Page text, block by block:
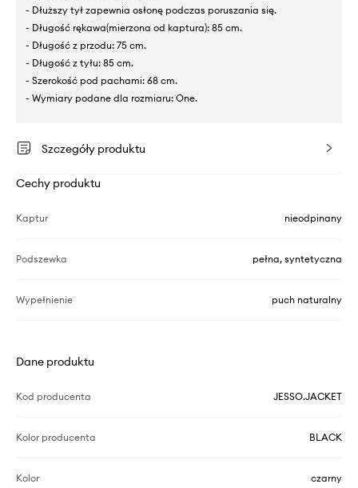
- Dłuższy tył zapewnia osłonę podczas poruszania się.
- Długość rękawa(mierzona od kaptura): 85 cm.
- Długość z przodu: 75 cm.
- Długość z tyłu: 85 cm.
- Szerokość pod pachami: 68 cm.
- Wymiary podane dla rozmiaru: One.
Szczegóły produktu
Cechy produktu
Kaptur nieodpinany
Podszewka pełna, syntetyczna
Wypełnienie puch naturalny
Dane produktu
Kod producenta JESSO.JACKET
Kolor producenta BLACK
Kolor czarny